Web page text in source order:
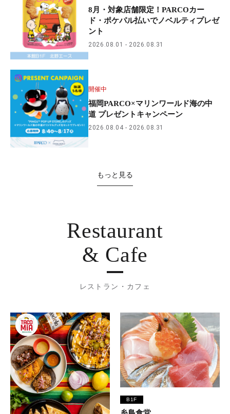
8月・対象店舗限定！PARCOカー
ド・ポケパル払いでノベルティプレゼ
ント
2026.08.01 2026.08.31
開催中
福岡PARCO×マリンワールド海の中
道 プレゼントキャンペーン
2026.08.04 2026.08.31
もっと見る
Restaurant
& Cafe
レストラン・カフェ
B1F